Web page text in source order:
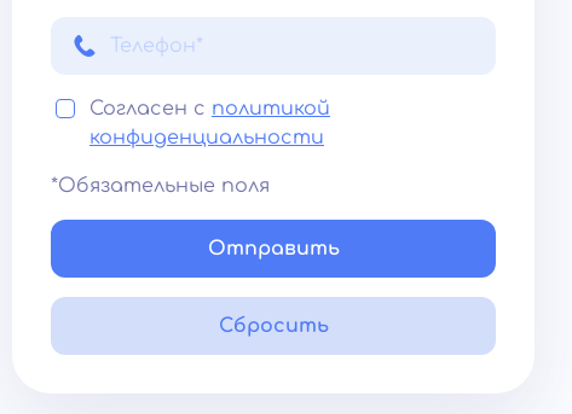
Согласен с политикой
конфиденциальности
*Обязательные поля
Отправить
Сбросить